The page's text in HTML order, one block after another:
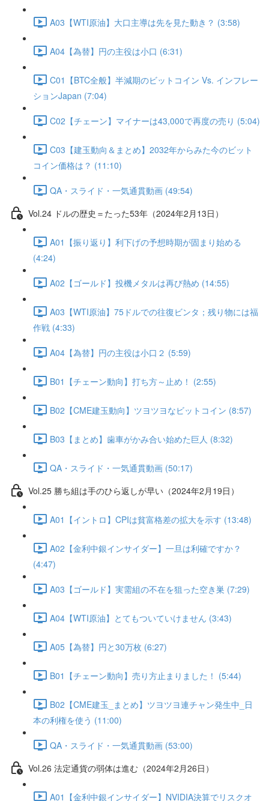
A03【WTI原油】大口主導は先を見た動き？ (3:58)
A04【為替】円の主役は小口 (6:31)
C01【BTC全般】半減期のビットコイン Vs. インフレー
ションJapan (7:04)
C02【チェーン】マイナーは43,000で再度の売り (5:04)
C03【建玉動向＆まとめ】2032年からみた今のビット
コイン価格は？ (11:10)
QA・スライド・一気通貫動画 (49:54)
Vol.24 ドルの歴史＝たった53年（2024年2月13日）
A01【振り返り】利下げの予想時期が固まり始める
(4:24)
A02【ゴールド】投機メタルは再び熱め (14:55)
A03【WTI原油】75ドルでの往復ビンタ；残り物には福
作戦 (4:33)
A04【為替】円の主役は小口２ (5:59)
B01【チェーン動向】打ち方～止め！ (2:55)
B02【CME建玉動向】ツヨツヨなビットコイン (8:57)
B03【まとめ】歯車がかみ合い始めた巨人 (8:32)
QA・スライド・一気通貫動画 (50:17)
Vol.25 勝ち組は手のひら返しが早い（2024年2月19日）
A01【イントロ】CPIは貧富格差の拡大を示す (13:48)
A02【金利中銀インサイダー】一旦は利確ですか？
(4:47)
A03【ゴールド】実需組の不在を狙った空き巣 (7:29)
A04【WTI原油】とてもついていけません (3:43)
A05【為替】円と30万枚 (6:27)
B01【チェーン動向】売り方止まりました！ (5:44)
B02【CME建玉_まとめ】ツヨツヨ連チャン発生中_日
本の利権を使う (11:00)
QA・スライド・一気通貫動画 (53:00)
Vol.26 法定通貨の弱体は進む（2024年2月26日）
A01【金利中銀インサイダー】NVIDIA決算でリスクオ